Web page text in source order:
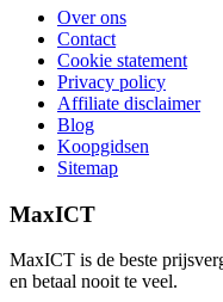
Over ons
Contact
Cookie statement
Privacy policy
Affiliate disclaimer
Blog
Koopgidsen
Sitemap
MaxICT
MaxICT is de beste
en betaal nooit te veel.